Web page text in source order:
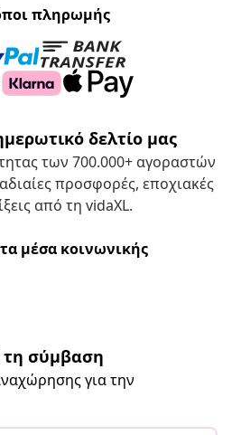
πληρωμής
δελτίο μας
των 700.000+ αγοραστών
προσφορές, εποχιακές
από τη vidaXL.
μέσα κοινωνικής
σύμβαση
για την